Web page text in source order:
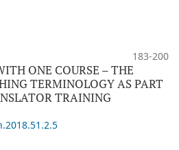
183-200
ONE COURSE – THE
TERMINOLOGY AS PART
TRAINING